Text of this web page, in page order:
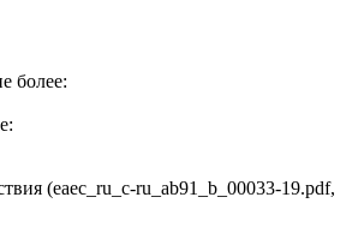
более:
(eaec_ru_c-ru_ab91_b_00033-19.pdf,